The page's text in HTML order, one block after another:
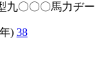
九〇〇〇馬力ヂ
) 38